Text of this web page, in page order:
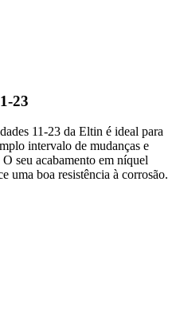
23
11-23 da Eltin é ideal para
intervalo de mudanças e
seu acabamento em níquel
uma boa resistência à corrosão.